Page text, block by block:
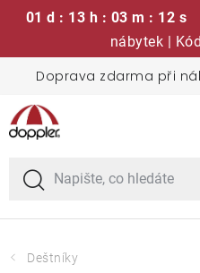
01 d : 13 h : 03 m : 11 s
nábytek |
obsah
Doprava zdarma při
Sedací soupravy
Slunečníky
Křesla a židle
Deštníky